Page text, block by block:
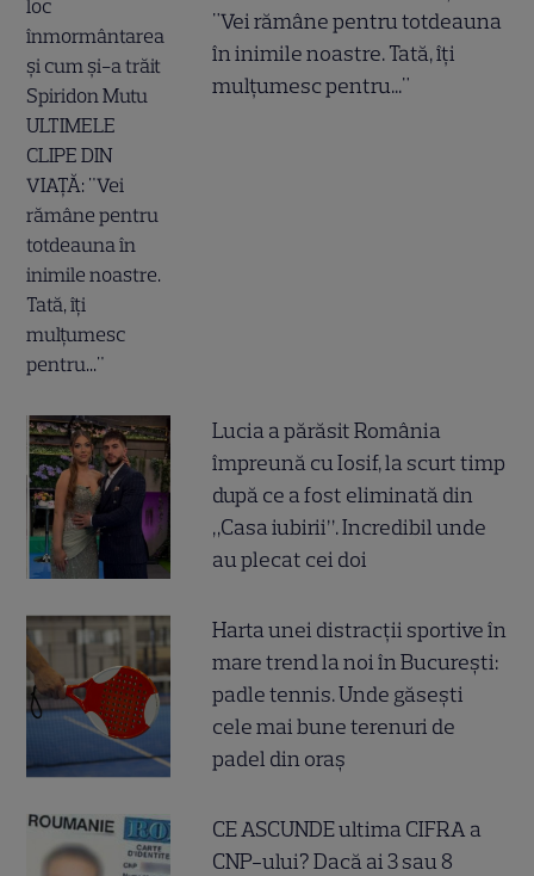
"Vei rămâne pentru totdeauna
în inimile noastre. Tată, îți
mulțumesc pentru..."
Lucia a părăsit România
împreună cu Iosif, la scurt timp
după ce a fost eliminată din
„Casa iubirii”. Incredibil unde
au plecat cei doi
Harta unei distracții sportive în
mare trend la noi în București:
padle tennis. Unde găsești
cele mai bune terenuri de
padel din oraș
CE ASCUNDE ultima CIFRA a
CNP-ului? Dacă ai 3 sau 8